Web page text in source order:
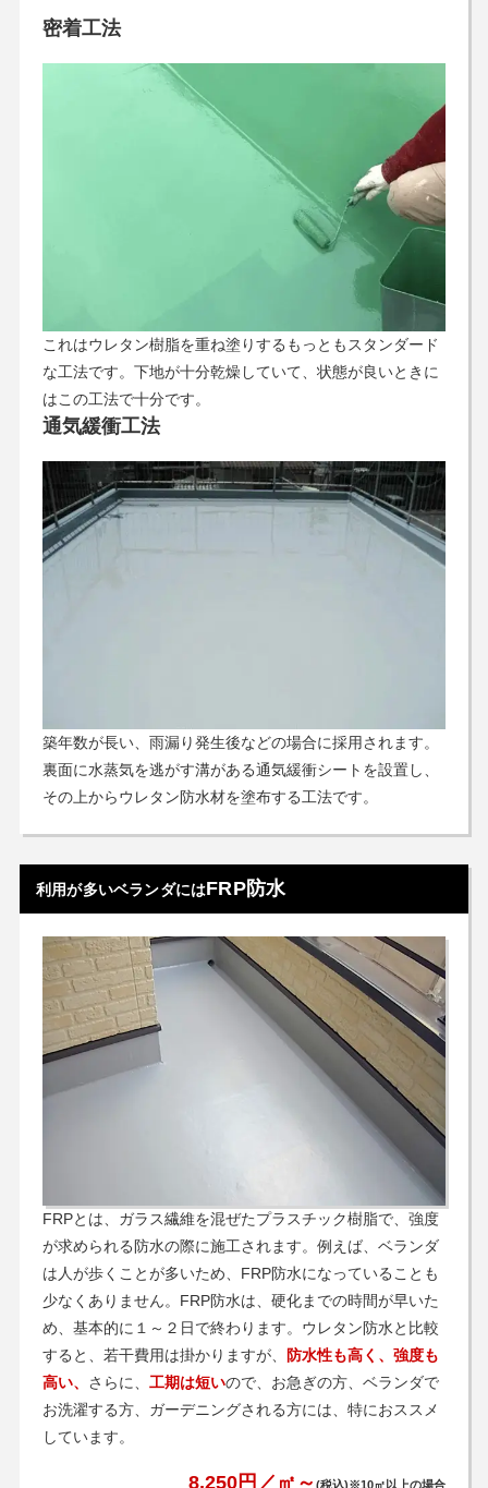
密着工法
これはウレタン樹脂を重ね塗りするもっともスタンダード
な工法です。下地が十分乾燥していて、状態が良いときに
はこの工法で十分です。
通気緩衝工法
築年数が長い、雨漏り発生後などの場合に採用されます。
裏面に水蒸気を逃がす溝がある通気緩衝シートを設置し、
その上からウレタン防水材を塗布する工法です。
利用が多いベランダにはFRP防水
FRPとは、ガラス繊維を混ぜたプラスチック樹脂で、強度
が求められる防水の際に施工されます。例えば、ベランダ
は人が歩くことが多いため、FRP防水になっていることも
少なくありません。FRP防水は、硬化までの時間が早いた
め、基本的に１～２日で終わります。ウレタン防水と比較
すると、若干費用は掛かりますが、
防水性も高く、強度も
高い、 さらに、 工期は短いので、お急ぎの方、ベランダで
お洗濯する方、ガーデニングされる方には、特におススメ
しています。
8,250円／㎡～(税込)※10㎡以上の場合